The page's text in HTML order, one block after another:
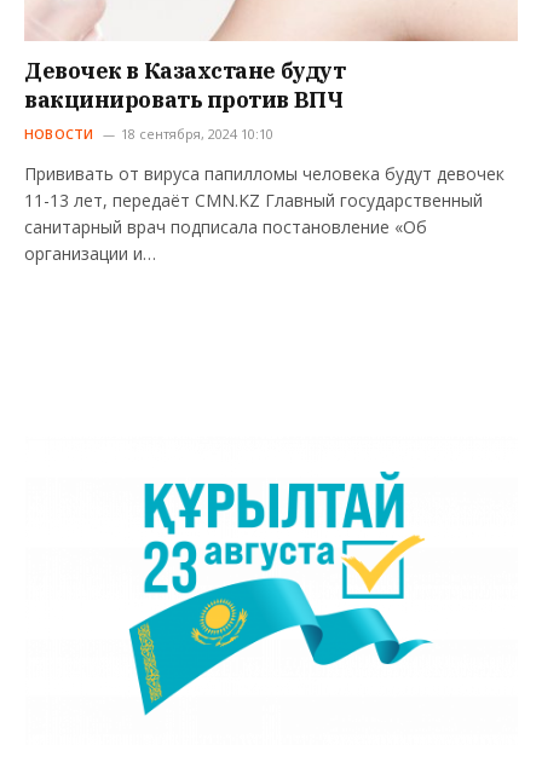
Девочек в Казахстане будут
вакцинировать против ВПЧ
НОВОСТИ 18 сентября, 2024 10:10
Прививать от вируса папилломы человека будут девочек
11-13 лет, передаёт CMN.KZ Главный государственный
санитарный врач подписала постановление «Об
организации и…